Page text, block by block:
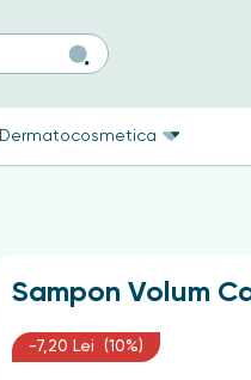
Dermatocosmetica
Sampon Volum
-7,20 Lei (10%)